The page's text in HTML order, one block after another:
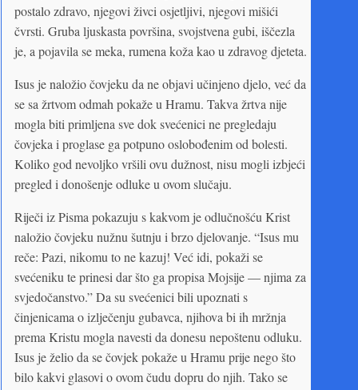
postalo zdravo, njegovi živci osjetljivi, njegovi mišići
čvrsti. Gruba ljuskasta površina, svojstvena gubi, iščezla
je, a pojavila se meka, rumena koža kao u zdravog djeteta.
Isus je naložio čovjeku da ne objavi učinjeno djelo, već da
se sa žrtvom odmah pokaže u Hramu. Takva žrtva nije
mogla biti primljena sve dok svećenici ne pregledaju
čovjeka i proglase ga potpuno oslobođenim od bolesti.
Koliko god nevoljko vršili ovu dužnost, nisu mogli izbjeći
pregled i donošenje odluke u ovom slučaju.
Riječi iz Pisma pokazuju s kakvom je odlučnošću Krist
naložio čovjeku nužnu šutnju i brzo djelovanje. “Isus mu
reče: Pazi, nikomu to ne kazuj! Već idi, pokaži se
svećeniku te prinesi dar što ga propisa Mojsije — njima za
svjedočanstvo.” Da su svećenici bili upoznati s
činjenicama o izlječenju gubavca, njihova bi ih mržnja
prema Kristu mogla navesti da donesu nepoštenu odluku.
Isus je želio da se čovjek pokaže u Hramu prije nego što
bilo kakvi glasovi o ovom čudu dopru do njih. Tako se